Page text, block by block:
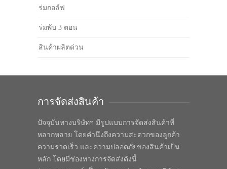
ร่มกอล์ฟ
ร่มพับ 3 ตอน
สินค้าผลิตด่วน
การจัดส่งสินค้า
ปัจจุบันทางบริษัทฯ มีรูปแบบการจัดส่งสินค้าที่
หลากหลาย โดยคำนึงถึงความสะดวกของลูกค้า
ความรวดเร็ว และความปลอดภัยของสินค้าเป็น
หลัก โดยมีช่องทางการจัดส่งดังนี้